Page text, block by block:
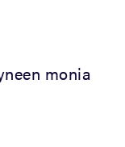
monia